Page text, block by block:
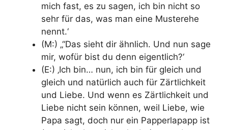
mich fast, es zu sagen, ich bin nicht so
sehr für das, was man eine Musterehe
nennt.‘
(M:) „“Das sieht dir ähnlich. Und nun sage
mir, wofür bist du denn eigentlich?‘
(E:) ‚Ich bin… nun, ich bin für gleich und
gleich und natürlich auch für Zärtlichkeit
und Liebe. Und wenn es Zärtlichkeit und
Liebe nicht sein können, weil Liebe, wie
Papa sagt, doch nur ein Papperlapapp ist